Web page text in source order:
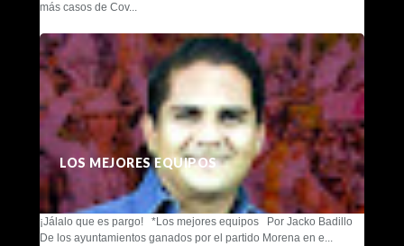
más casos de Cov...
LOS MEJORES EQUIPOS
¡Jálalo que es pargo! *Los mejores equipos Por Jacko Badillo
De los ayuntamientos ganados por el partido Morena en e...